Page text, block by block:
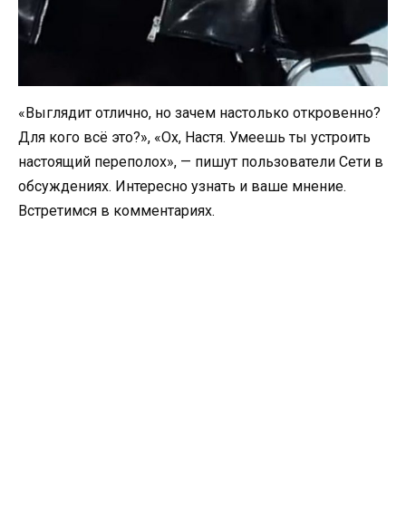
«Выглядит отлично, но зачем настолько откровенно?
Для кого всё это?», «Ох, Настя. Умеешь ты устроить
настоящий переполох», — пишут пользователи Сети в
обсуждениях. Интересно узнать и ваше мнение.
Встретимся в комментариях.